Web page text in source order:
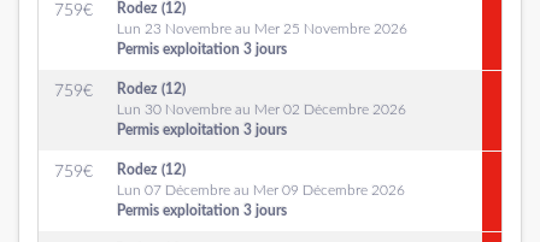
759€
Rodez (12)
Lun 23 Novembre au Mer 25 Novembre 2026
Permis exploitation 3 jours
759€
Rodez (12)
Lun 30 Novembre au Mer 02 Décembre 2026
Permis exploitation 3 jours
759€
Rodez (12)
Lun 07 Décembre au Mer 09 Décembre 2026
Permis exploitation 3 jours